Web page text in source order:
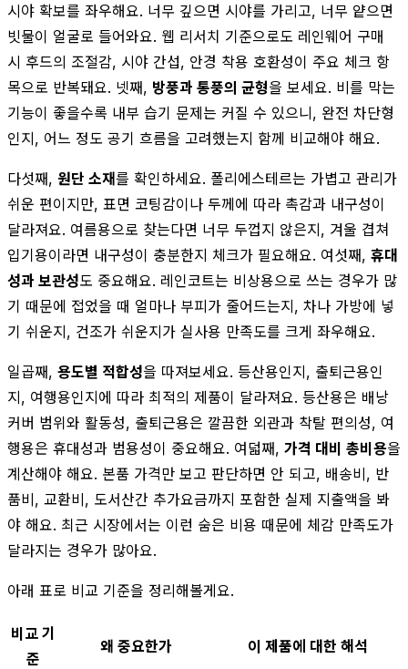
시야 확보를 좌우해요. 너무 깊으면 시야를 가리고, 너무 얕으면
빗물이 얼굴로 들어와요. 웹 리서치 기준으로도 레인웨어 구매
시 후드의 조절감, 시야 간섭, 안경 착용 호환성이 주요 체크 항
목으로 반복돼요. 넷째, 방풍과 통풍의 균형을 보세요. 비를 막는
기능이 좋을수록 내부 습기 문제는 커질 수 있으니, 완전 차단형
인지, 어느 정도 공기 흐름을 고려했는지 함께 비교해야 해요.
다섯째, 원단 소재를 확인하세요. 폴리에스테르는 가볍고 관리가
쉬운 편이지만, 표면 코팅감이나 두께에 따라 촉감과 내구성이
달라져요. 여름용으로 찾는다면 너무 두껍지 않은지, 겨울 겹쳐
입기용이라면 내구성이 충분한지 체크가 필요해요. 여섯째, 휴대
성과 보관성도 중요해요. 레인코트는 비상용으로 쓰는 경우가 많
기 때문에 접었을 때 얼마나 부피가 줄어드는지, 차나 가방에 넣
기 쉬운지, 건조가 쉬운지가 실사용 만족도를 크게 좌우해요.
일곱째, 용도별 적합성을 따져보세요. 등산용인지, 출퇴근용인
지, 여행용인지에 따라 최적의 제품이 달라져요. 등산용은 배낭
커버 범위와 활동성, 출퇴근용은 깔끔한 외관과 착탈 편의성, 여
행용은 휴대성과 범용성이 중요해요. 여덟째, 가격 대비 총비용을
계산해야 해요. 본품 가격만 보고 판단하면 안 되고, 배송비, 반
품비, 교환비, 도서산간 추가요금까지 포함한 실제 지출액을 봐
야 해요. 최근 시장에서는 이런 숨은 비용 때문에 체감 만족도가
달라지는 경우가 많아요.
아래 표로 비교 기준을 정리해볼게요.
비교 기
준
왜 중요한가 이 제품에 대한 해석